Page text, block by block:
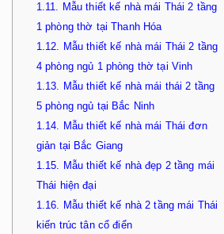
1.11. Mẫu thiết kế nhà mái Thái 2 tầng
1 phòng thờ tại Thanh Hóa
1.12. Mẫu thiết kế nhà mái Thái 2 tầng
4 phòng ngủ 1 phòng thờ tại Vinh
1.13. Mẫu thiết kế nhà mái thái 2 tầng
5 phòng ngủ tại Bắc Ninh
1.14. Mẫu thiết kế nhà mái Thái đơn
giản tại Bắc Giang
1.15. Mẫu thiết kế nhà đẹp 2 tầng mái
Thái hiện đại
1.16. Mẫu thiết kế nhà 2 tầng mái Thái
kiến trúc tân cổ điển